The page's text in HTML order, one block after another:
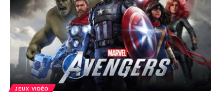
JEUX VIDÉO